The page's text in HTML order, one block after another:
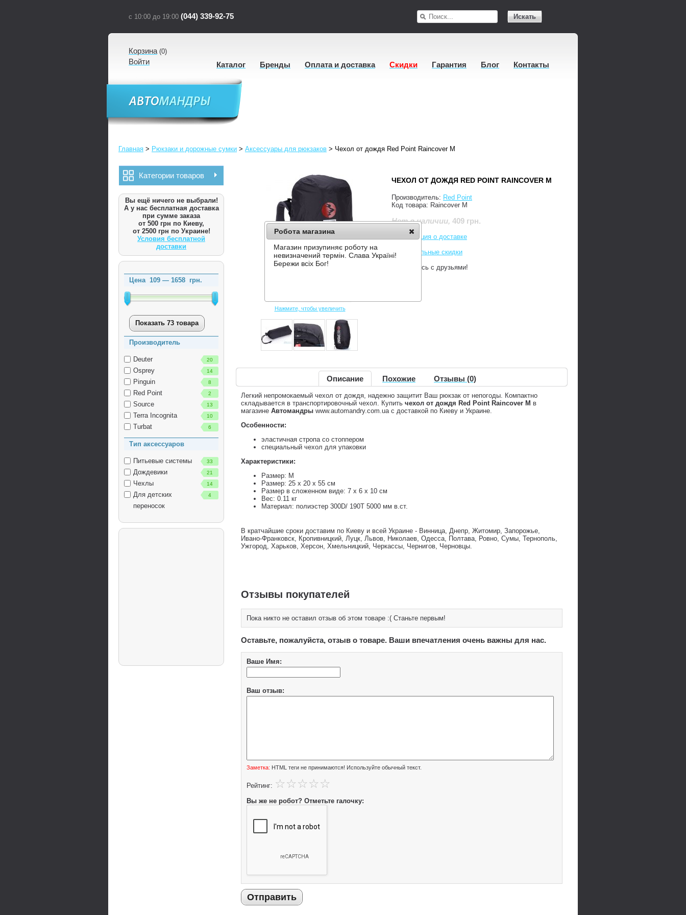
с 10:00 до 19:00 (044) 339-92-75 Искать
Корзина(0)
Войти Каталог Бренды Оплата и доставка Скидки Гарантия Блог Контакты
Главная > Рюкзаки и дорожные сумки > Аксессуары для рюкзаков > Чехол от дождя Red Point Raincover M
Категории товаров
Вы ещё ничего не выбрали!
А у нас бесплатная доставка
при сумме заказа
от 500 грн по Киеву,
от 2500 грн по Украине!
Условия бесплатной
доставки
Цена 109 — 1658 грн.
Показать 73 товара
Производитель
Deuter 20
Osprey 14
Pinguin 8
Red Point 2
Source 13
Terra Incognita 10
Turbat 6
Тип аксессуаров
Питьевые системы 33
Дождевики 21
Чехлы 14
Для детских
переносок
4
Нажмите, чтобы увеличить
ЧЕХОЛ ОТ ДОЖДЯ RED POINT RAINCOVER M
Производитель: Red Point
Код товара: Raincover M
Нет в наличии, 409 грн.
Информация о доставке
Накопительные скидки
Поделитесь с друзьями!
Описание Похожие Отзывы (0)
Легкий непромокаемый чехол от дождя, надежно защитит Ваш рюкзак от непогоды. Компактно
складывается в транспортировочный чехол. Купить чехол от дождя Red Point Raincover M в
магазине Автомандры www.automandry.com.ua с доставкой по Киеву и Украине.
Особенности:
эластичная стропа со стоппером
специальный чехол для упаковки
Характеристики:
Размер: M
Размер: 25 х 20 х 55 см
Размер в сложенном виде: 7 х 6 х 10 см
Вес: 0.11 кг
Материал: полиэстер 300D/ 190Т 5000 мм в.ст.
В кратчайшие сроки доставим по Киеву и всей Украине - Винница, Днепр, Житомир, Запорожье,
Ивано-Франковск, Кропивницкий, Луцк, Львов, Николаев, Одесса, Полтава, Ровно, Сумы, Тернополь,
Ужгород, Харьков, Херсон, Хмельницкий, Черкассы, Чернигов, Черновцы.
Отзывы покупателей
Пока никто не оставил отзыв об этом товаре :( Станьте первым!
Оставьте, пожалуйста, отзыв о товаре. Ваши впечатления очень важны для нас.
Ваше Имя:
Ваш отзыв:
Заметка: HTML теги не принимаются! Используйте обычный текст.
Рейтинг:
Вы же не робот? Отметьте галочку:
Отправить
Робота магазина
Магазин призупиняє роботу на
невизначений термін. Слава Україні!
Бережи всіх Бог!